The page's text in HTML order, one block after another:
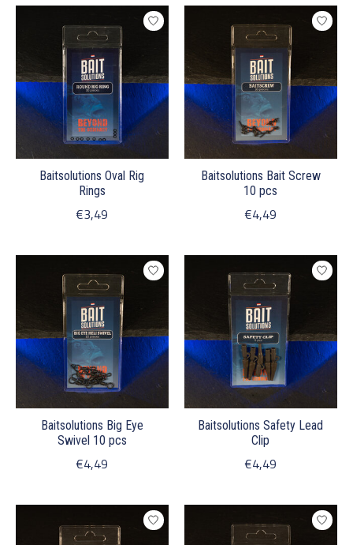
Baitsolutions Oval Rig
Rings
€3,49
Baitsolutions Bait Screw
10 pcs
€4,49
Baitsolutions Big Eye
Swivel 10 pcs
€4,49
Baitsolutions Safety Lead
Clip
€4,49